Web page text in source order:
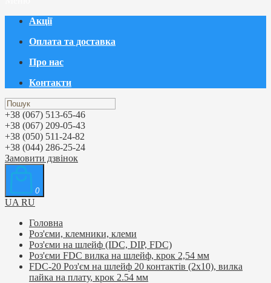
Акції
Оплата та доставка
Про нас
Контакти
+38 (067) 513-65-46
+38 (067) 209-05-43
+38 (050) 511-24-82
+38 (044) 286-25-24
Замовити дзвінок
0
UA RU
Головна
Роз'єми, клемники, клеми
Роз'єми на шлейф (IDC, DIP, FDC)
Роз'єми FDC вилка на шлейф, крок 2,54 мм
FDC-20 Роз'єм на шлейф 20 контактів (2х10), вилка
пайка на плату, крок 2.54 мм